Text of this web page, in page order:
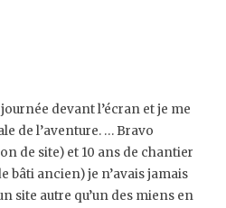
devant l’écran et je me
de l’aventure. … Bravo
de site) et 10 ans de chantier
bâti ancien) je n’avais jamais
site autre qu’un des miens en